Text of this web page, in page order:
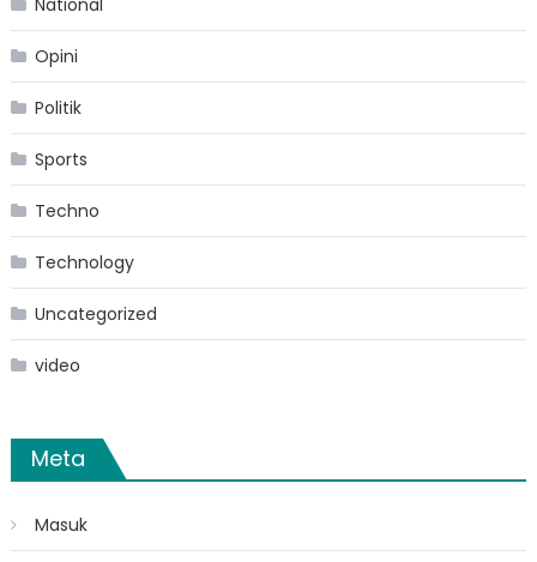
Opini
Politik
Sports
Techno
Technology
Uncategorized
video
Meta
Masuk